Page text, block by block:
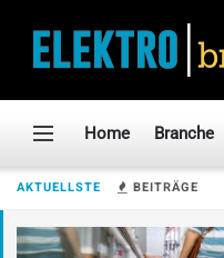
AKTUELLSTE BEITRÄGE
Home Branche